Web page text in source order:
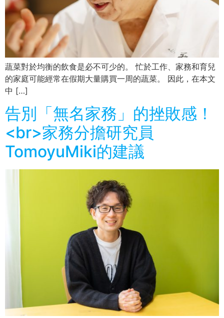
蔬菜對於均衡的飲食是必不可少的。 忙於工作、家務和育兒
的家庭可能經常在假期大量購買一周的蔬菜。 因此，在本文
中 […]
告別「無名家務」的挫敗感！
<br>家務分擔研究員
TomoyuMiki的建議